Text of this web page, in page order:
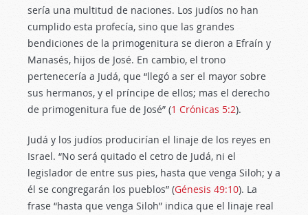
sería una multitud de naciones. Los judíos no han
cumplido esta profecía, sino que las grandes
bendiciones de la primogenitura se dieron a Efraín y
Manasés, hijos de José. En cambio, el trono
pertenecería a Judá, que “llegó a ser el mayor sobre
sus hermanos, y el príncipe de ellos; mas el derecho
de primogenitura fue de José” (1 Crónicas 5:2).
Judá y los judíos producirían el linaje de los reyes en
Israel. “No será quitado el cetro de Judá, ni el
legislador de entre sus pies, hasta que venga Siloh; y a
él se congregarán los pueblos” (Génesis 49:10). La
frase “hasta que venga Siloh” indica que el linaje real